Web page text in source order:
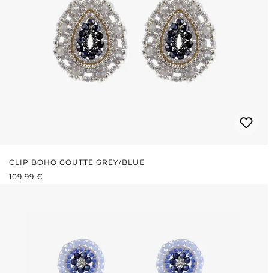
CLIP BOHO GOUTTE GREY/BLUE
PRIX RÉGULIER :
109,99 €